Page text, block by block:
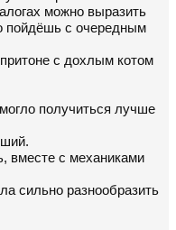
можно выразить
пойдёшь с очередным
с дохлым котом
получиться лучше
вместе с механиками
сильно разнообразить